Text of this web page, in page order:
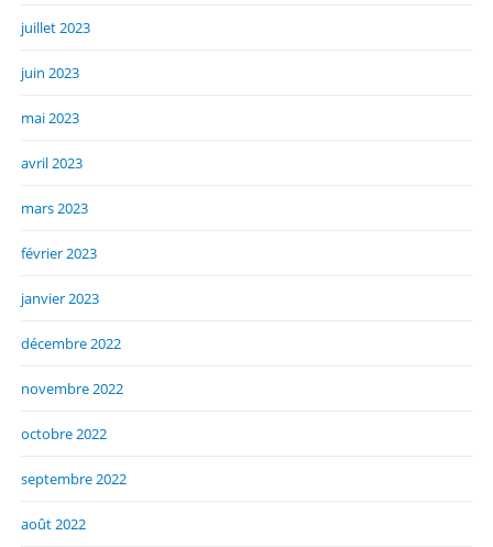
juillet 2023
juin 2023
mai 2023
avril 2023
mars 2023
février 2023
janvier 2023
décembre 2022
novembre 2022
octobre 2022
septembre 2022
août 2022